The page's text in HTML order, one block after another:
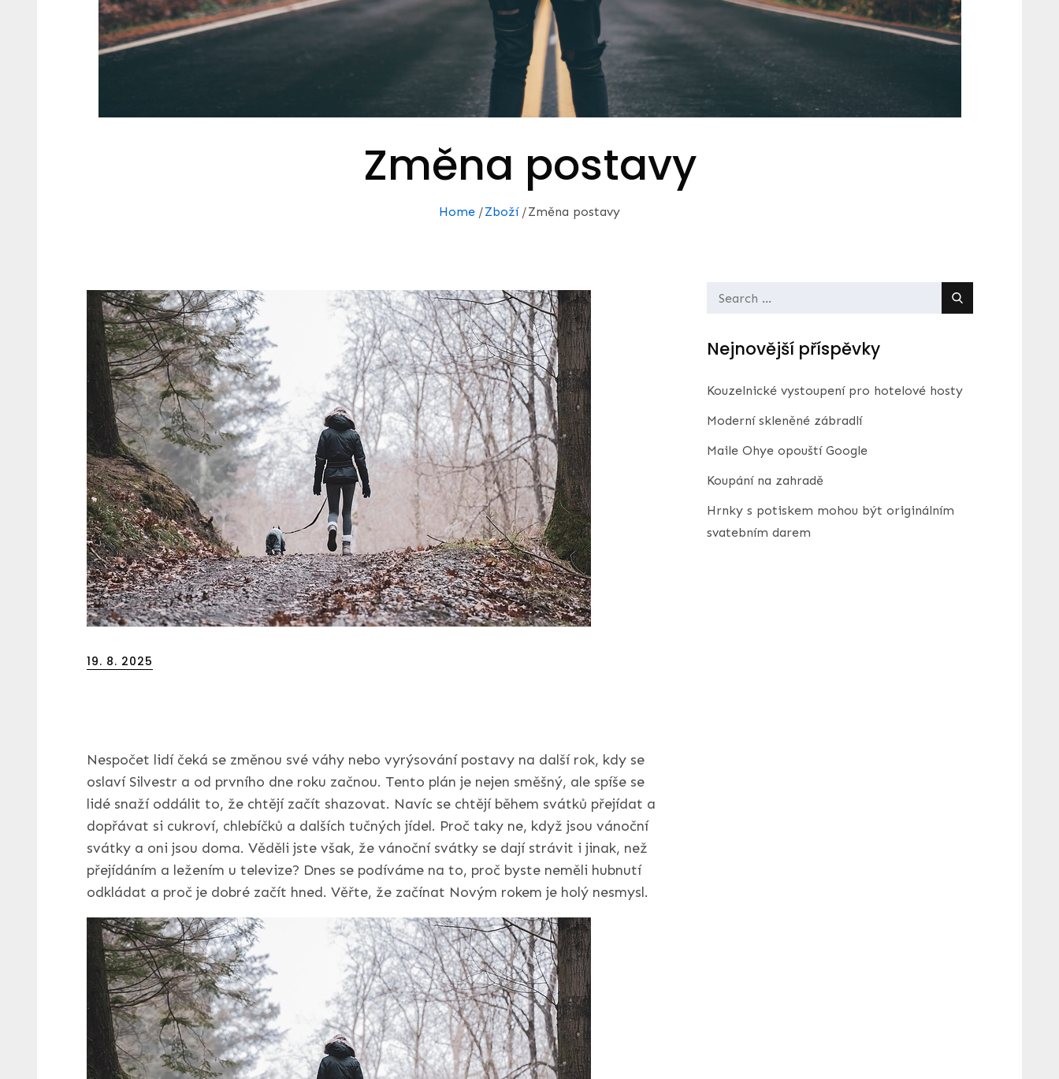
Změna postavy
Home Zboží Změna postavy
Posted
19. 8. 2025
Nespočet lidí čeká se změnou své váhy nebo vyrýsování postavy na další rok, kdy se
oslaví Silvestr a od prvního dne roku začnou. Tento plán je nejen směšný, ale spíše se
lidé snaží oddálit to, že chtějí začít shazovat. Navíc se chtějí během svátků přejídat a
dopřávat si cukroví, chlebíčků a dalších tučných jídel. Proč taky ne, když jsou vánoční
svátky a oni jsou doma. Věděli jste však, že vánoční svátky se dají strávit i jinak, než
přejídáním a ležením u televize? Dnes se podíváme na to, proč byste neměli hubnutí
odkládat a proč je dobré začít hned. Věřte, že začínat Novým rokem je holý nesmysl.
Search
Nejnovější příspěvky
Kouzelnické vystoupení pro hotelové hosty
Moderní skleněné zábradlí
Maile Ohye opouští Google
Koupání na zahradě
Hrnky s potiskem mohou být originálním
svatebním darem